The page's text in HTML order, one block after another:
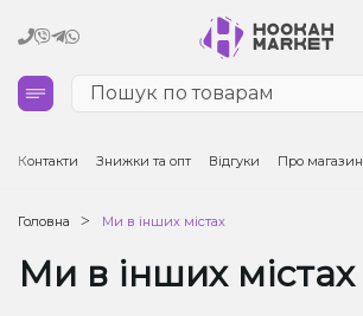
Кальяни
Тютюн для кальяну та кальянні суміші
Вугілля для кальяну
Контакти Знижки та опт Відгуки Про магазин
Головна Ми в інших містах
Ми в інших містах